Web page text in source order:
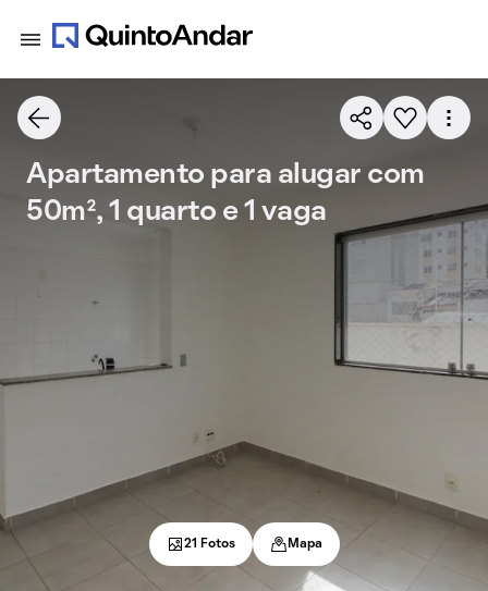
Apartamento para alugar com
50m², 1 quarto e 1 vaga
21 Fotos Mapa